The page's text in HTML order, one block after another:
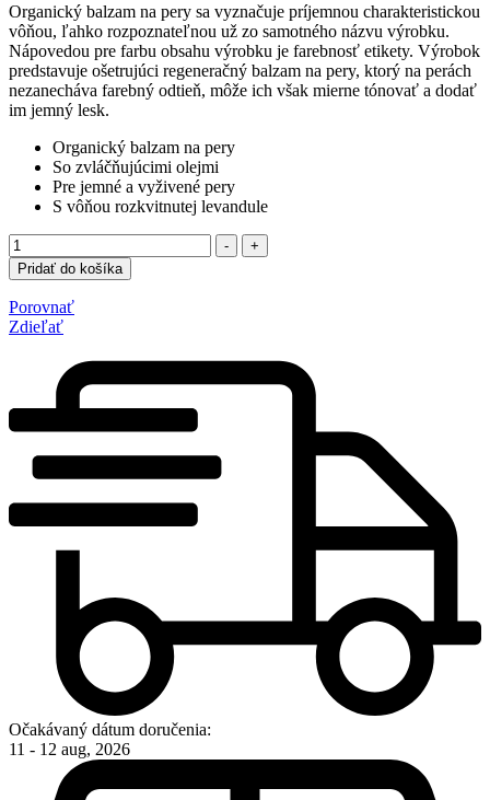
Organický balzam na pery sa vyznačuje príjemnou charakteristickou
vôňou, ľahko rozpoznateľnou už zo samotného názvu výrobku.
Nápovedou pre farbu obsahu výrobku je farebnosť etikety. Výrobok
predstavuje ošetrujúci regeneračný balzam na pery, ktorý na perách
nezanecháva farebný odtieň, môže ich však mierne tónovať a dodať
im jemný lesk.
Organický balzam na pery
So zvláčňujúcimi olejmi
Pre jemné a vyživené pery
S vôňou rozkvitnutej levandule
Množstvo
-
+
Pridať do košíka
Porovnať
Zdieľať
Očakávaný dátum doručenia:
11 - 12 aug, 2026